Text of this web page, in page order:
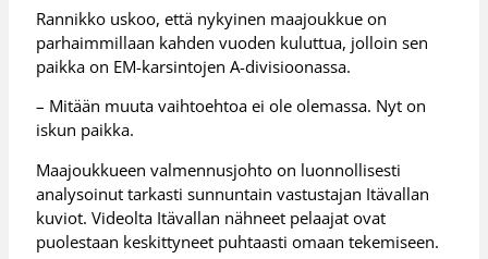
Rannikko uskoo, että nykyinen maajoukkue on
parhaimmillaan kahden vuoden kuluttua, jolloin sen
paikka on EM-karsintojen A-divisioonassa.
– Mitään muuta vaihtoehtoa ei ole olemassa. Nyt on
iskun paikka.
Maajoukkueen valmennusjohto on luonnollisesti
analysoinut tarkasti sunnuntain vastustajan Itävallan
kuviot. Videolta Itävallan nähneet pelaajat ovat
puolestaan keskittyneet puhtaasti omaan tekemiseen.